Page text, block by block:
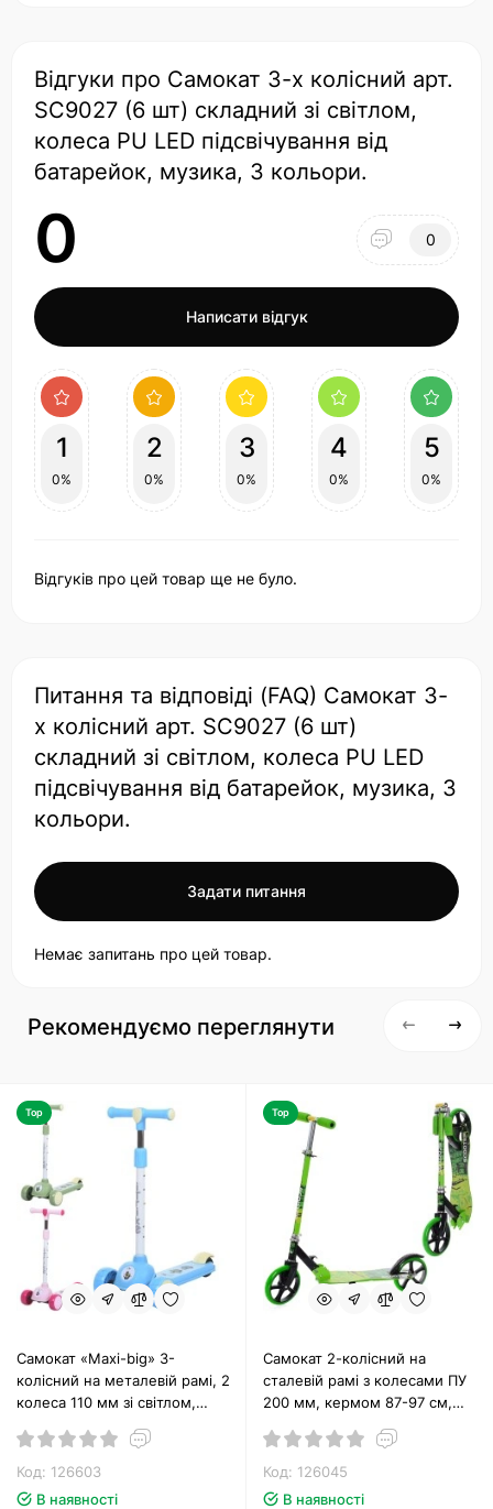
Відгуки про Самокат 3-х колісний арт.
SC9027 (6 шт) складний зі світлом,
колеса PU LED підсвічування від
батарейок, музика, 3 кольори.
0 0
Написати відгук
1
0%
2
0%
3
0%
4
0%
5
0%
Відгуків про цей товар ще не було.
Питання та відповіді (FAQ) Самокат 3-
х колісний арт. SC9027 (6 шт)
складний зі світлом, колеса PU LED
підсвічування від батарейок, музика, 3
кольори.
Задати питання
Немає запитань про цей товар.
Рекомендуємо переглянути
Top
Самокат «Maxi-big» 3-
колісний на металевій рамі, 2
колеса 110 мм зі світлом,
см, підніжка 30х13 см, в
асортименті
Код: 126603
В наявності
Top
Самокат 2-колісний на
сталевій рамі з колесами ПУ
200 мм, кермом 87-97 см,
складний, салатовий
Код: 126045
В наявності